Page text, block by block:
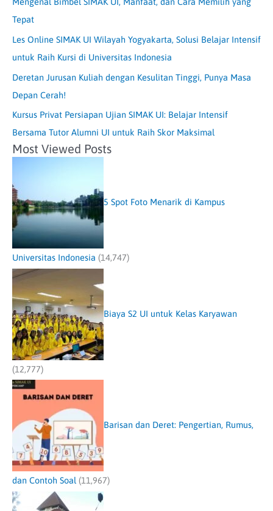
Tepat
Les Online SIMAK UI Wilayah Yogyakarta, Solusi Belajar Intensif
untuk Raih Kursi di Universitas Indonesia
Deretan Jurusan Kuliah dengan Kesulitan Tinggi, Punya Masa
Depan Cerah!
Kursus Privat Persiapan Ujian SIMAK UI: Belajar Intensif
Bersama Tutor Alumni UI untuk Raih Skor Maksimal
Most Viewed Posts
5 Spot Foto Menarik di Kampus
Universitas Indonesia (14,747)
Biaya S2 UI untuk Kelas Karyawan
(12,777)
Barisan dan Deret: Pengertian, Rumus,
dan Contoh Soal (11,967)